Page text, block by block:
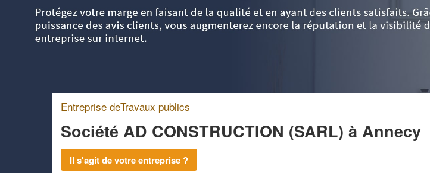
Entreprise deTravaux publics
Société AD CONSTRUCTION (SARL) à Annecy
Il s'agit de votre entreprise ?